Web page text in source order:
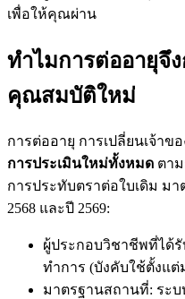
เพื่อให้คุณผ่าน
ทำไมการต่ออายุจึ
คุณสมบัติใหม่
การต่ออายุ การเปลี่ยนเจ้า
การประเมินใหม่ทั้งหมด ตา
การประทับตราต่อใบเดิม ม
2568 และปี 2569:
ผู้ประกอบวิชาชีพที่ได้รั
ทำการ (บังคับใช้ตั้งแต่
มาตรฐานสถานที่: ระ